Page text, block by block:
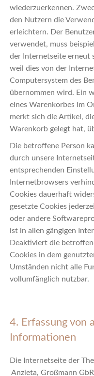
wiederzuerkennen.
den Nutzern die
erleichtern. Der
verwendet, muss
der Internetseite erneut
weil dies von der
Computersystem des
übernommen wird. Ein
eines Warenkorbes im
merkt sich die Artikel,
Warenkorb gelegt hat,
Die betroffene Person
durch unsere
entsprechenden
Internetbrowsers
Cookies dauerhaft
gesetzte Cookies
oder andere
ist in allen gängigen
Deaktiviert die
Cookies in dem
Umständen nicht alle
vollumfänglich nutzbar.
4. Erfassung von
Informationen
Die Internetseite der
Anzieta, Großmann